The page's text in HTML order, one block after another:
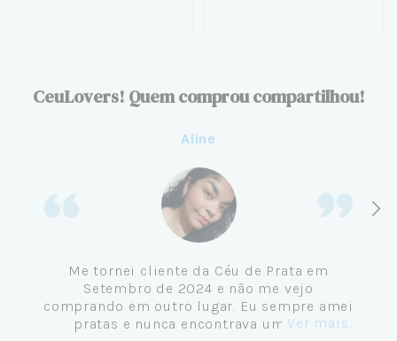
CeuLovers! Quem comprou compartilhou!
Aline
Me tornei cliente da Céu de Prata em
Setembro de 2024 e não me vejo
comprando em outro lugar. Eu sempre amei
pratas e nunca encontrava uma loja
Ver mais...